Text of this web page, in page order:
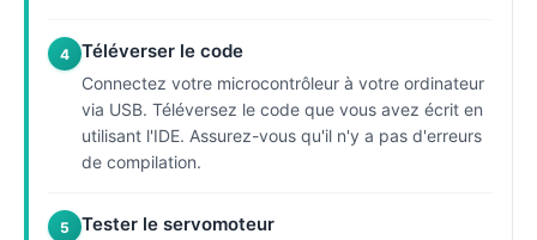
4 Téléverser le code
Connectez votre microcontrôleur à votre ordinateur
via USB. Téléversez le code que vous avez écrit en
utilisant l'IDE. Assurez-vous qu'il n'y a pas d'erreurs
de compilation.
5 Tester le servomoteur